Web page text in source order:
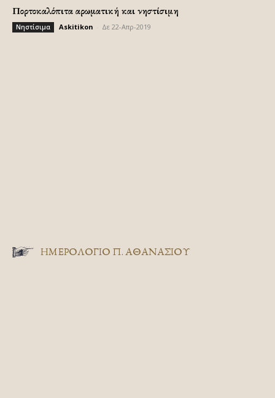
Πορτοκαλόπιτα αρωματική και νηστίσιμη
Νηστίσιμα Askitikon Δε 22-Απρ-2019
ΗΜΕΡΟΛΟΓΙΟ Π. ΑΘΑΝΑΣΙΟΥ